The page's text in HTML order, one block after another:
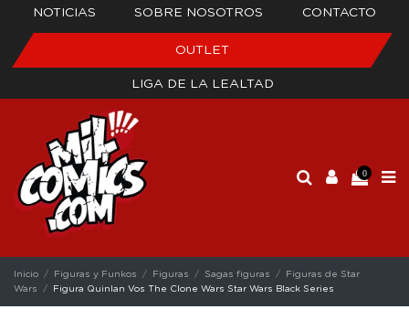
NOTICIAS SOBRE NOSOTROS CONTACTO
OUTLET
LIGA DE LA LEALTAD
0
Inicio Figuras y Funkos Figuras Sagas figuras
Figuras de Star
Wars
Figura Quinlan Vos The Clone Wars Star Wars Black Series